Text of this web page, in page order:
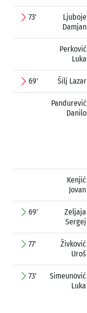
73'
Ljuboje
Damjan
Perković
Luka
69' Šilj Lazar
Pandurević
Danilo
Kenjić
Jovan
69'
Zeljaja
Sergej
77'
Živković
Uroš
73'
Simeunović
Luka